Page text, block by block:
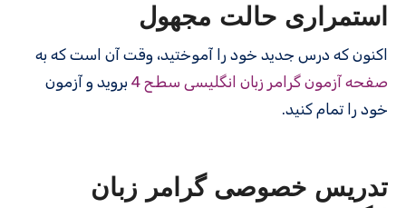
استمراری حالت مجهول
اکنون که درس جدید خود را آموختید، وقت آن است که به
صفحه آزمون گرامر زبان انگلیسی سطح 4
بروید و آزمون
خود را تمام کنید.
تدریس خصوصی گرامر زبان